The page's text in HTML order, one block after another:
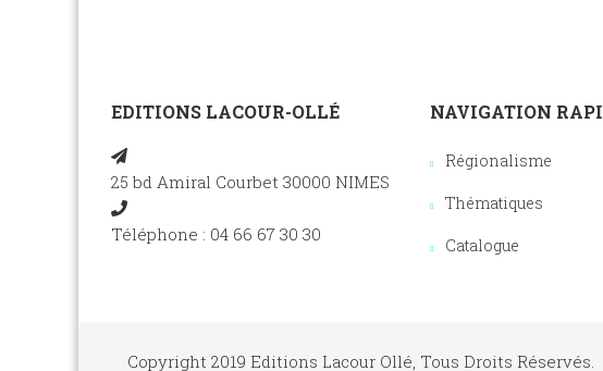
EDITIONS LACOUR-OLLÉ
25 bd Amiral Courbet 30000 NIMES
Téléphone : 04 66 67 30 30
NAVIGATION
Régionalisme
Thématiques
Catalogue
Copyright 2019 Editions Lacour Ollé, Tous Droits Réservés.